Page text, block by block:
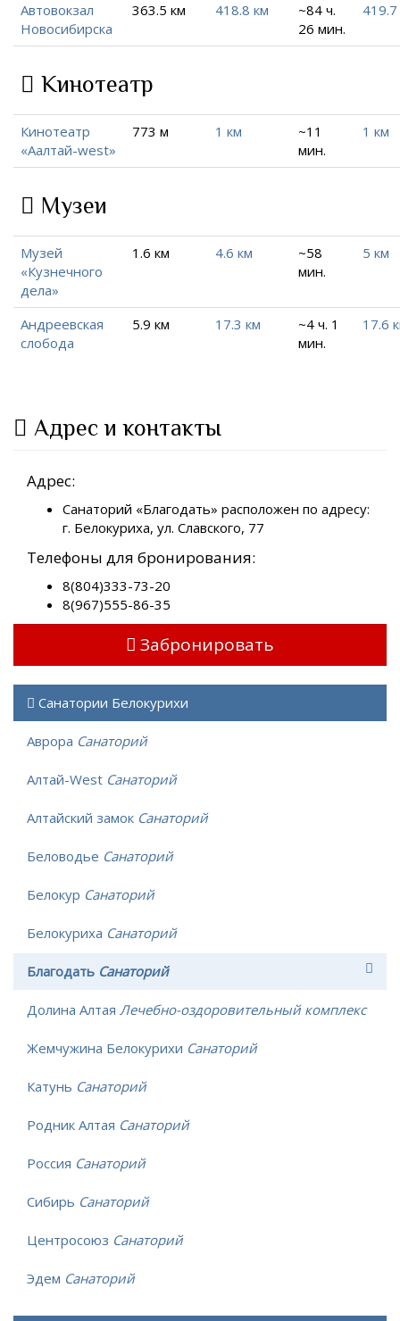
Автовокзал
Новосибирска
363.5 км 418.8 км
~84 ч.
26 мин.
Кинотеатр
Кинотеатр
«Аалтай-west»
773 м 1 км
~11
мин.
1 км
Музеи
Музей
«Кузнечного
дела»
1.6 км 4.6 км
~58
мин.
5 км
Андреевская
слобода
5.9 км 17.3 км
~4 ч. 1
мин.
17.6
Адрес и контакты
Адрес:
Санаторий «Благодать» расположен по адресу:
г. Белокуриха, ул. Славского, 77
Телефоны для бронирования:
8(804)333-73-20
8(967)555-86-35
Забронировать
Санатории Белокурихи
Аврора Санаторий
Алтай-West Санаторий
Алтайский замок Санаторий
Беловодье Санаторий
Белокур Санаторий
Белокуриха Санаторий
Благодать Санаторий
Долина Алтая Лечебно-оздоровительный комплекс
Жемчужина Белокурихи Санаторий
Катунь Санаторий
Родник Алтая Санаторий
Россия Санаторий
Сибирь Санаторий
Центросоюз Санаторий
Эдем Санаторий